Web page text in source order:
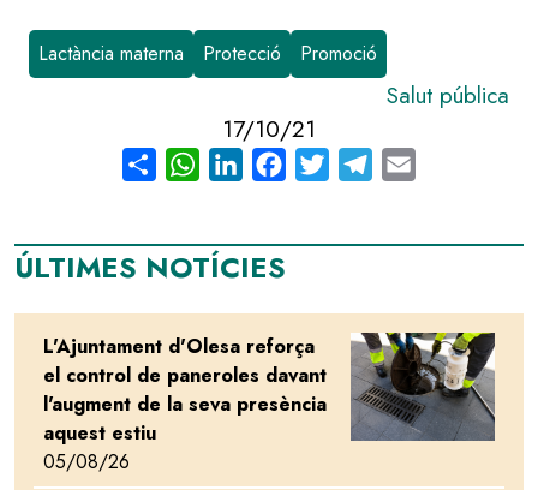
Lactància materna Protecció Promoció
Salut pública
17/10/21
Share WhatsAppLinkedInFacebook
Twitter Telegram
ÚLTIMES NOTÍCIES
L'Ajuntament d'Olesa reforça
el control de paneroles davant
l'augment de la seva presència
aquest estiu
05/08/26
Image